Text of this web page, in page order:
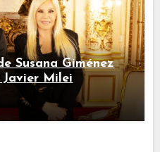
Susana Giménez
Milei